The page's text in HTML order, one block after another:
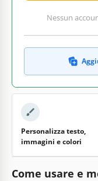
Nessun
Personalizza testo,
immagini e colori
Come usare e